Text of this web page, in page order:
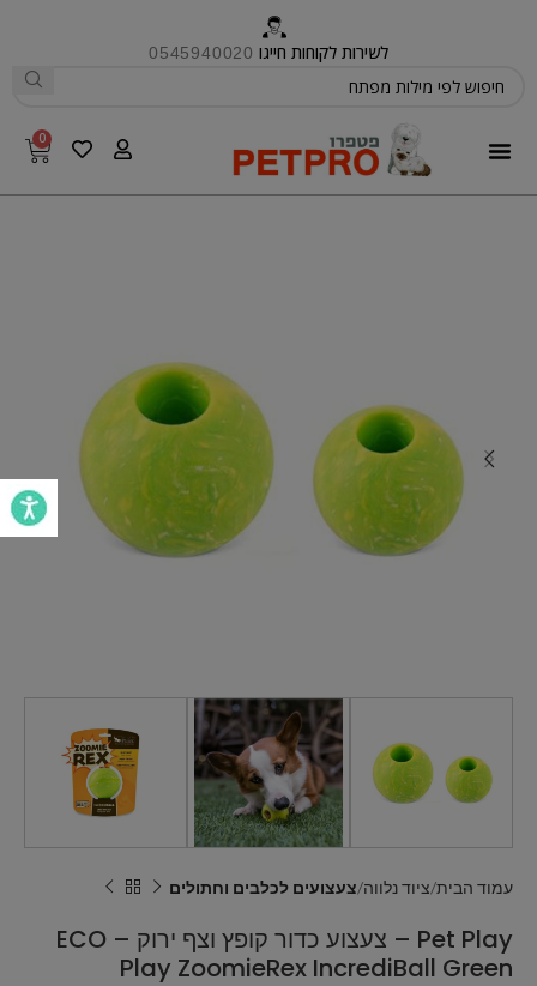
לשירות לקוחות חייגו 0545940020
0
עמוד הבית ציוד נלווה צעצועים לכלבים וחתולים
Pet Play – צעצוע כדור קופץ וצף ירוק – ECO
Play ZoomieRex IncrediBall Green